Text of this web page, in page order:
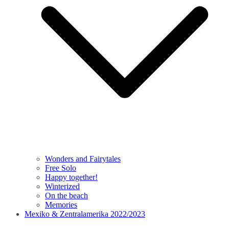
Wonders and Fairytales
Free Solo
Happy together!
Winterized
On the beach
Memories
Mexiko & Zentralamerika 2022/2023